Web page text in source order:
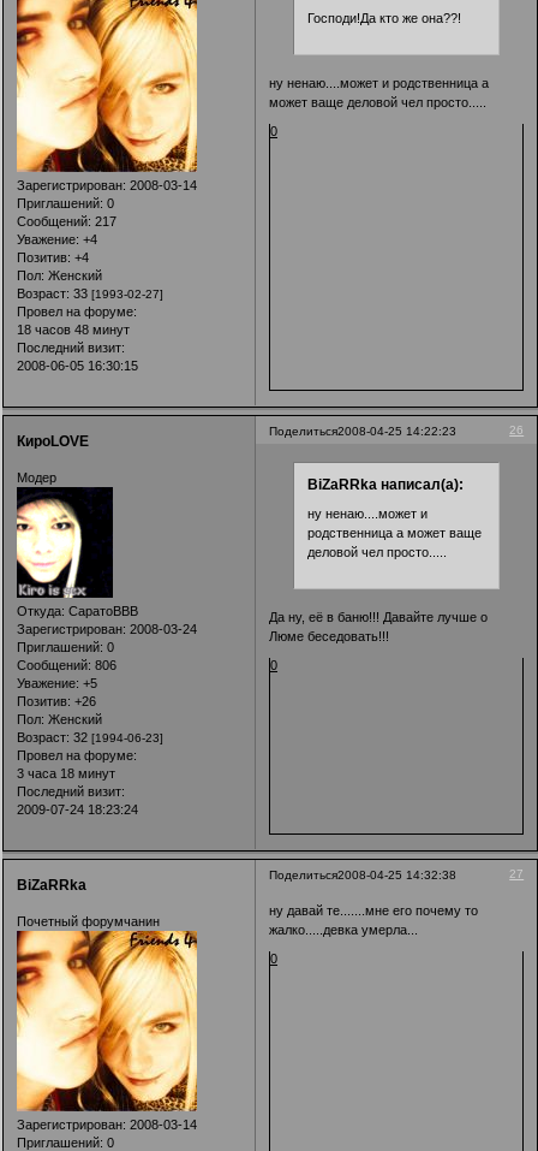
Зарегистрирован: 2008-03-14
Приглашений: 0
Сообщений: 217
Уважение: +4
Позитив: +4
Пол: Женский
Возраст: 33 [1993-02-27]
Провел на форуме:
18 часов 48 минут
Последний визит:
2008-06-05 16:30:15
Господи!Да кто же она??!
ну ненаю....может и родственница а
может ваще деловой чел просто.....
0
Поделиться 26
2008-04-25 14:22:23
КироLOVE
Модер
Откуда: СаратоВВВ
Зарегистрирован: 2008-03-24
Приглашений: 0
Сообщений: 806
Уважение: +5
Позитив: +26
Пол: Женский
Возраст: 32 [1994-06-23]
Провел на форуме:
3 часа 18 минут
Последний визит:
2009-07-24 18:23:24
BiZaRRka написал(а):
ну ненаю....может и
родственница а может ваще
деловой чел просто.....
Да ну, её в баню!!! Давайте лучше о
Люме беседовать!!!
0
Поделиться 27
2008-04-25 14:32:38
BiZaRRka
Почетный форумчанин
Зарегистрирован: 2008-03-14
Приглашений: 0
ну давай те.......мне его почему то
жалко.....девка умерла...
0